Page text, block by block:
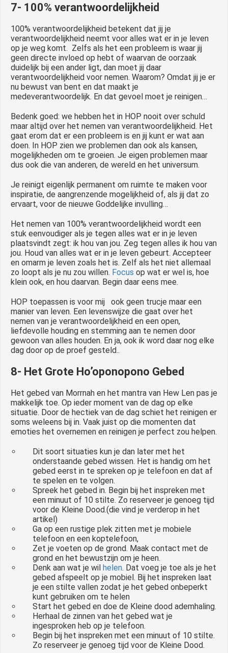
7- 100% verantwoordelijkheid
100% verantwoordelijkheid betekent dat jij je
verantwoordelijkheid neemt voor alles wat er in je leven
op je weg komt. Zelfs als het een probleem is waar jij
geen directe invloed op hebt of waarvan de oorzaak
duidelijk bij een ander ligt, dan moet jij daar
verantwoordelijkheid voor nemen. Waarom? Omdat jij je er
nu bewust van bent en dat maakt je
medeverantwoordelijk. En dat gevoel moet je reinigen…
Bedenk goed: we hebben het in HOP nooit over schuld
maar altijd over het nemen van verantwoordelijkheid. Het
gaat erom dat er een probleem is en jij kunt er wat aan
doen. In HOP zien we problemen dan ook als kansen,
mogelijkheden om te groeien. Je eigen problemen maar
dus ook die van anderen, de wereld en het universum.
Je reinigt eigenlijk permanent om ruimte te maken voor
inspiratie, de aangrenzende mogelijkheid of, als jij dat zo
ervaart, voor de nieuwe Goddelijke invulling…
Het nemen van 100% verantwoordelijkheid wordt een
stuk eenvoudiger als je tegen alles wat er in je leven
plaatsvindt zegt: ik hou van jou. Zeg tegen alles ik hou van
jou. Houd van alles wat er in je leven gebeurt. Accepteer
en omarm je leven zoals het is. Zelf als het niet allemaal
zo loopt als je nu zou willen. Focus op wat er wel is, hoe
klein ook, en hou daarvan. Begin daar eens mee.
HOP toepassen is voor mij ook geen trucje maar een
manier van leven. Een levenswijze die gaat over het
nemen van je verantwoordelijkheid en een open,
liefdevolle houding en stemming aan te nemen door
gewoon van alles houden. En ja, ook ik word daar nog elke
dag door op de proef gesteld..
8- Het Grote Ho’oponopono Gebed
Het gebed van Morrnah en het mantra van Hew Len pas je
makkelijk toe. Op ieder moment van de dag op elke
situatie. Door de hectiek van de dag schiet het reinigen er
soms weleens bij in. Vaak juist op die momenten dat
emoties het overnemen en reinigen je perfect zou helpen.
Dit soort situaties kun je dan later met het
onderstaande gebed wissen. Het is handig om het
gebed eerst in te spreken op je telefoon en dat af
te spelen en te volgen.
Spreek het gebed in. Begin bij het inspreken met
een minuut of 10 stilte. Zo reserveer je genoeg tijd
voor de Kleine Dood.(die vind je verderop in het
artikel)
Ga op een rustige plek zitten met je mobiele
telefoon en een koptelefoon,
Zet je voeten op de grond. Maak contact met de
grond en het bewustzijn om je heen.
Denk aan wat je wilhelen. Dat voeg je toe als je het
gebed afspeelt op je mobiel. Bij het inspreken laat
je een stilte vallen zodat je het gebed onbeperkt
kunt gebruiken om te helen
Start het gebed en doe de Kleine dood ademhaling.
Herhaal de zinnen van het gebed wat je
ingesproken heb op je telefoon.
Begin bij het inspreken met een minuut of 10 stilte.
Zo reserveer je genoeg tijd voor de Kleine Dood.